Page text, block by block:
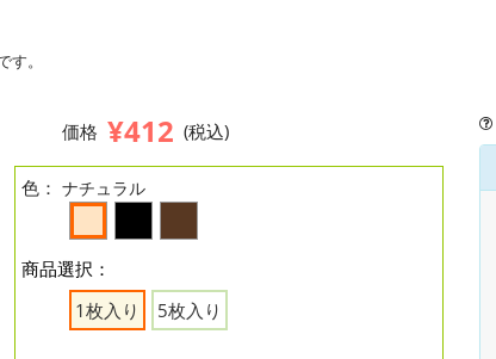
。
価格 ¥412 (税込)
色： ナチュラル
商品選択：
1枚入り
5枚入り